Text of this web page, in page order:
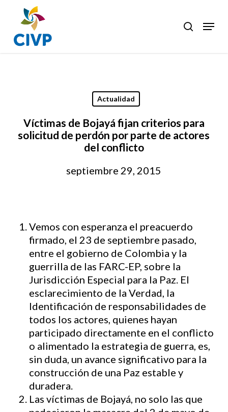
main
content
search
Menu
Actualidad
Víctimas de Bojayá fijan criterios para
solicitud de perdón por parte de actores
del conflicto
septiembre 29, 2015
Vemos con esperanza el preacuerdo
firmado, el 23 de septiembre pasado,
entre el gobierno de Colombia y la
guerrilla de las FARC-EP, sobre la
Jurisdicción Especial para la Paz. El
esclarecimiento de la Verdad, la
Identificación de responsabilidades de
todos los actores, quienes hayan
participado directamente en el conflicto
o alimentado la estrategia de guerra, es,
sin duda, un avance significativo para la
construcción de una Paz estable y
duradera.
Las víctimas de Bojayá, no solo las que
Close